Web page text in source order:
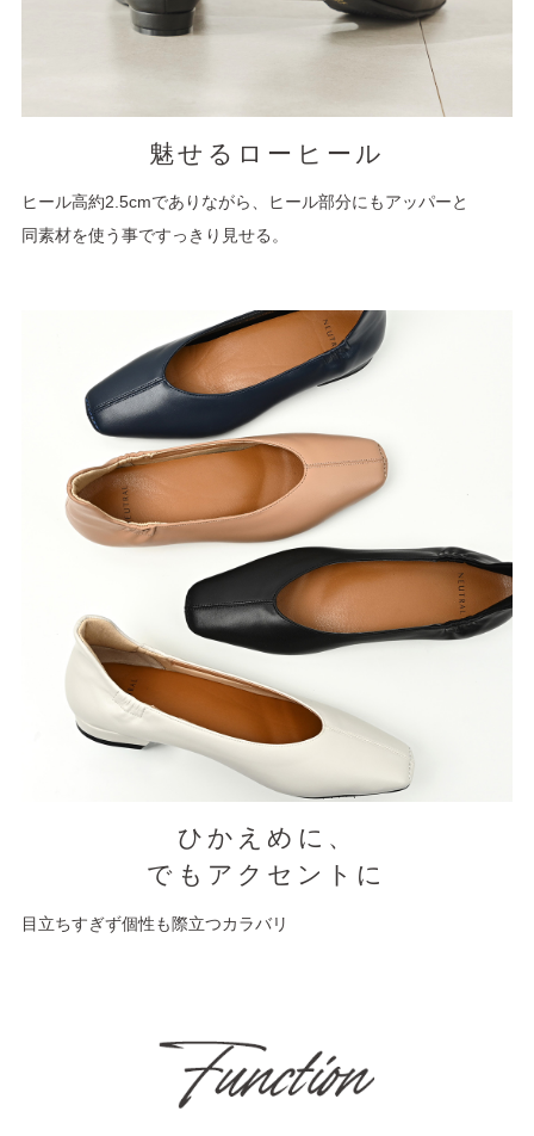
魅せるローヒール
ヒール高約2.5cmでありながら、ヒール部分にもアッパーと
同素材を使う事ですっきり見せる。
ひかえめに、
でもアクセントに
目立ちすぎず個性も際立つカラバリ